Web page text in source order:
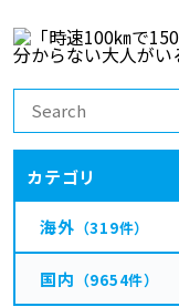
カテゴリ
海外 （319件）
国内 （9654件）